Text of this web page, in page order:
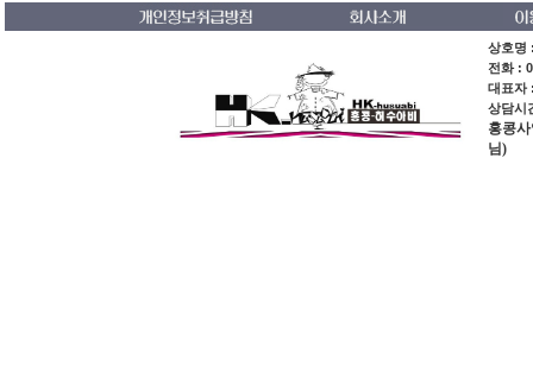
상호명
전화 :
대표자
상담시
홍콩
님)